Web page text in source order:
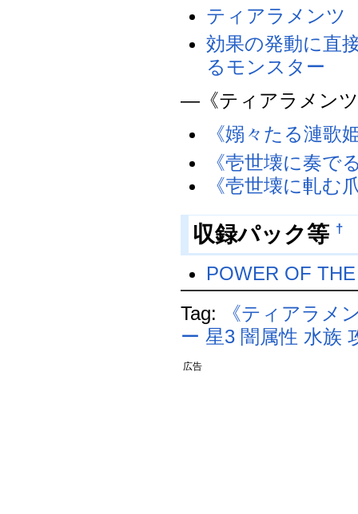
ティアラメンツ
効果の発動に直
るモンスター
―《ティアラメン
《嫋々たる漣歌
《壱世壊に奏で
《壱世壊に軋む
収録パック等 †
POWER OF
Tag:
《ティアラメ
ー 星3 闇属性 水族
広告